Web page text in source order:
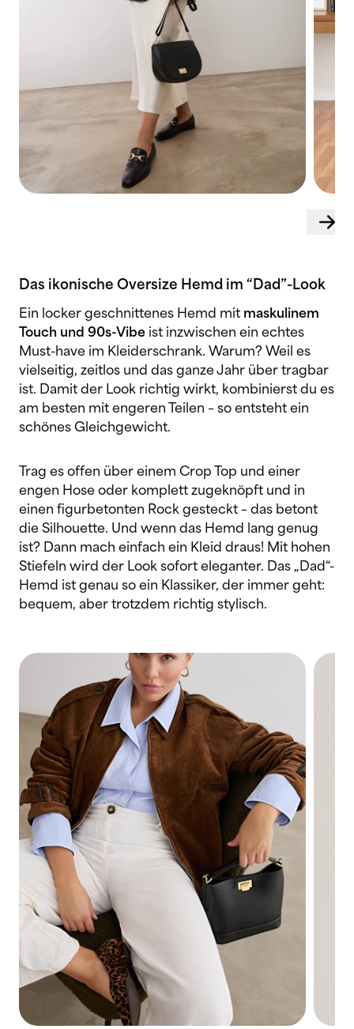
Das ikonische Oversize Hemd im “Dad”-Look
Ein locker geschnittenes Hemd mit maskulinem
Touch und 90s-Vibe ist inzwischen ein echtes
Must-have im Kleiderschrank. Warum? Weil es
vielseitig, zeitlos und das ganze Jahr über tragbar
ist. Damit der Look richtig wirkt, kombinierst du es
am besten mit engeren Teilen – so entsteht ein
schönes Gleichgewicht.
Trag es offen über einem Crop Top und einer
engen Hose oder komplett zugeknöpft und in
einen figurbetonten Rock gesteckt – das betont
die Silhouette. Und wenn das Hemd lang genug
ist? Dann mach einfach ein Kleid draus! Mit hohen
Stiefeln wird der Look sofort eleganter. Das „Dad“-
Hemd ist genau so ein Klassiker, der immer geht:
bequem, aber trotzdem richtig stylisch.